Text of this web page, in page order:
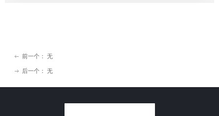
ꂃ 前一个： 无
ꁹ 后一个： 无